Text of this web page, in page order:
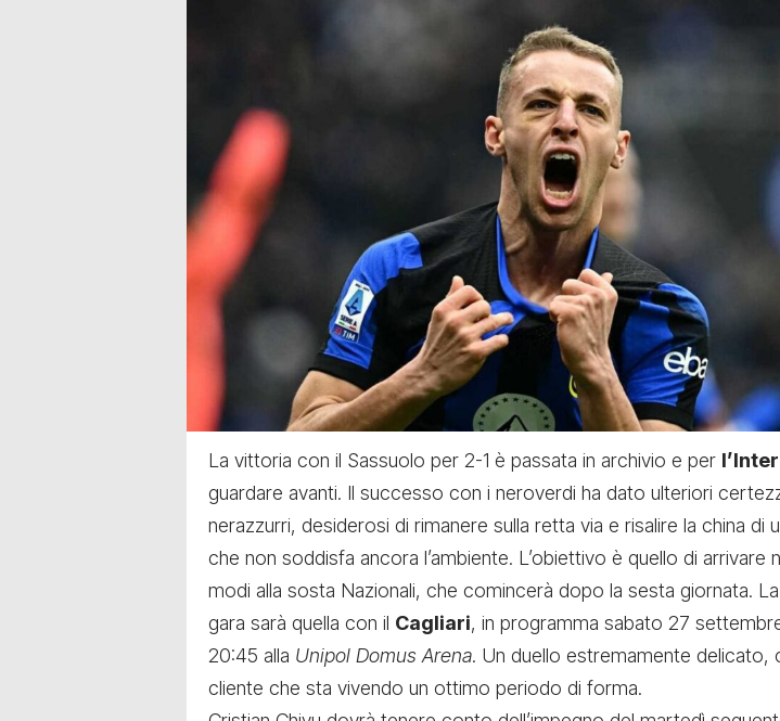
La vittoria con il Sassuolo per 2-1 è passata in archivio e per l’Inter
guardare avanti. Il successo con i neroverdi ha dato ulteriori
nerazzurri, desiderosi di rimanere sulla retta via e risalire la china di
che non soddisfa ancora l’ambiente. L’obiettivo è quello di arrivare
modi alla sosta Nazionali, che comincerà dopo la sesta giornata.
gara sarà quella con il Cagliari, in programma sabato 27
20:45 alla Unipol Domus Arena. Un duello estremamente delicato,
cliente che sta vivendo un ottimo periodo di forma.